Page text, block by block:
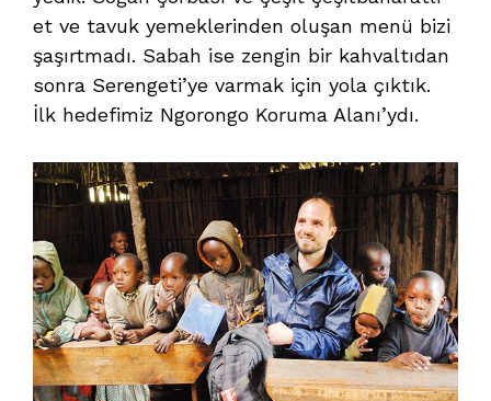
et ve tavuk yemeklerinden oluşan menü bizi
şaşırtmadı. Sabah ise zengin bir kahvaltıdan
sonra Serengeti’ye varmak için yola çıktık.
İlk hedefimiz Ngorongo Koruma Alanı’ydı.